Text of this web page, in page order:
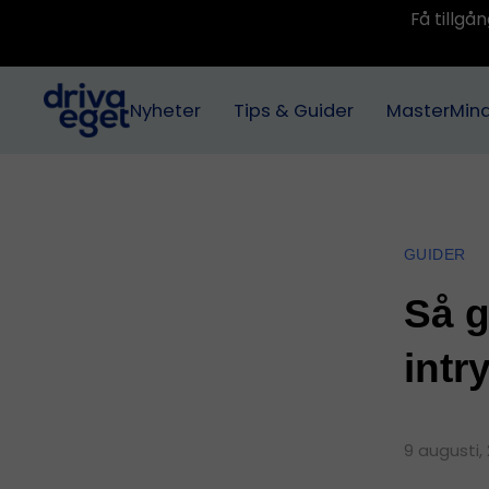
Få
Nyheter Tips & Guider
GUIDER
Så
9 augusti,